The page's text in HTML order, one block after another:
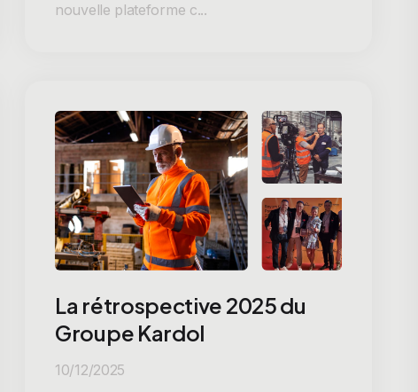
nouvelle plateforme c...
La rétrospective 2025 du
Groupe Kardol
10/12/2025